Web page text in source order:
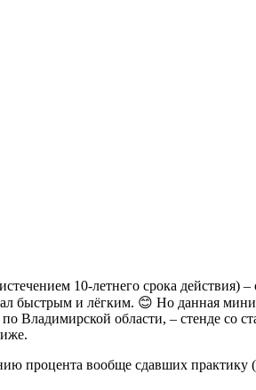
10-летнего срока действия)
быстрым и лёгким. 😊 Но данная мини-
области, – стенде со
процента вообще сдавших